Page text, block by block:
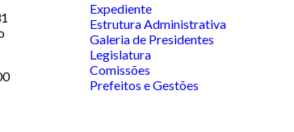
Expediente
Estrutura Administrativa
Galeria de Presidentes
Legislatura
Comissões
Prefeitos e Gestões